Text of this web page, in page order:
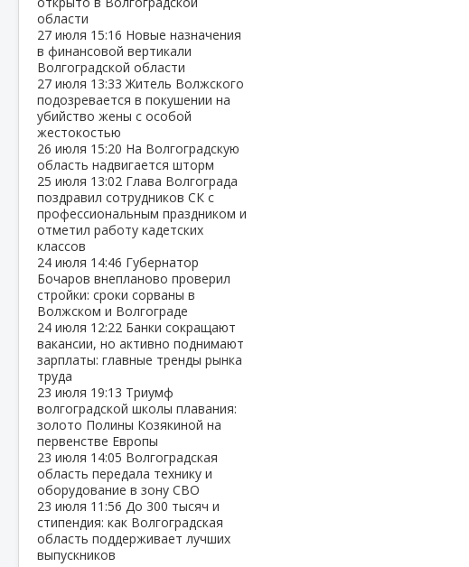
области
27 июля 15:16 Новые назначения
в финансовой вертикали
Волгоградской области
27 июля 13:33Житель Волжского
подозревается в покушении на
убийство жены с особой
жестокостью
26 июля 15:20 На Волгоградскую
область надвигается шторм
25 июля 13:02 Глава Волгограда
поздравил сотрудников СК с
профессиональным праздником и
отметил работу кадетских
классов
24 июля 14:46 Губернатор
Бочаров внепланово проверил
стройки: сроки сорваны в
Волжском и Волгограде
24 июля 12:22 Банки сокращают
вакансии, но активно поднимают
зарплаты: главные тренды рынка
труда
23 июля 19:13 Триумф
волгоградской школы плавания:
золото Полины Козякиной на
первенстве Европы
23 июля 14:05 Волгоградская
область передала технику и
оборудование в зону СВО
23 июля 11:56 До 300 тысяч и
стипендия: как Волгоградская
область поддерживает лучших
выпускников